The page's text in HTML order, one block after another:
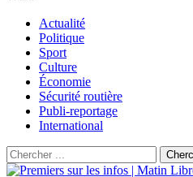
Actualité
Politique
Sport
Culture
Économie
Sécurité routière
Publi-reportage
International